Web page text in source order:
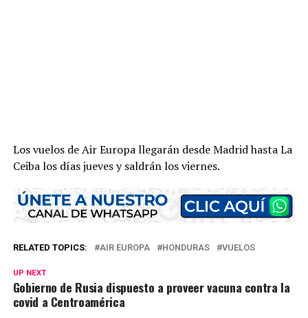
Los vuelos de Air Europa llegarán desde Madrid hasta La
Ceiba los días jueves y saldrán los viernes.
RELATED TOPICS: AIR EUROPA HONDURAS VUELOS
UP NEXT
Gobierno de Rusia dispuesto a proveer vacuna contra la
covid a Centroamérica